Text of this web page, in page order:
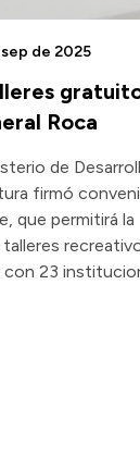
Roca
de 2025
de
firmó
que permitirá la
23